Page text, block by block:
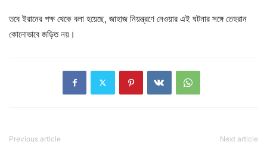
তবে ইরানের পক্ষ থেকে বলা হয়েছে, জাহাজ নিয়ন্ত্রণে নেওয়ার এই ঘটনার সঙ্গে তেহরান
কোনোভাবে জড়িত নয়।
Previous article Next article